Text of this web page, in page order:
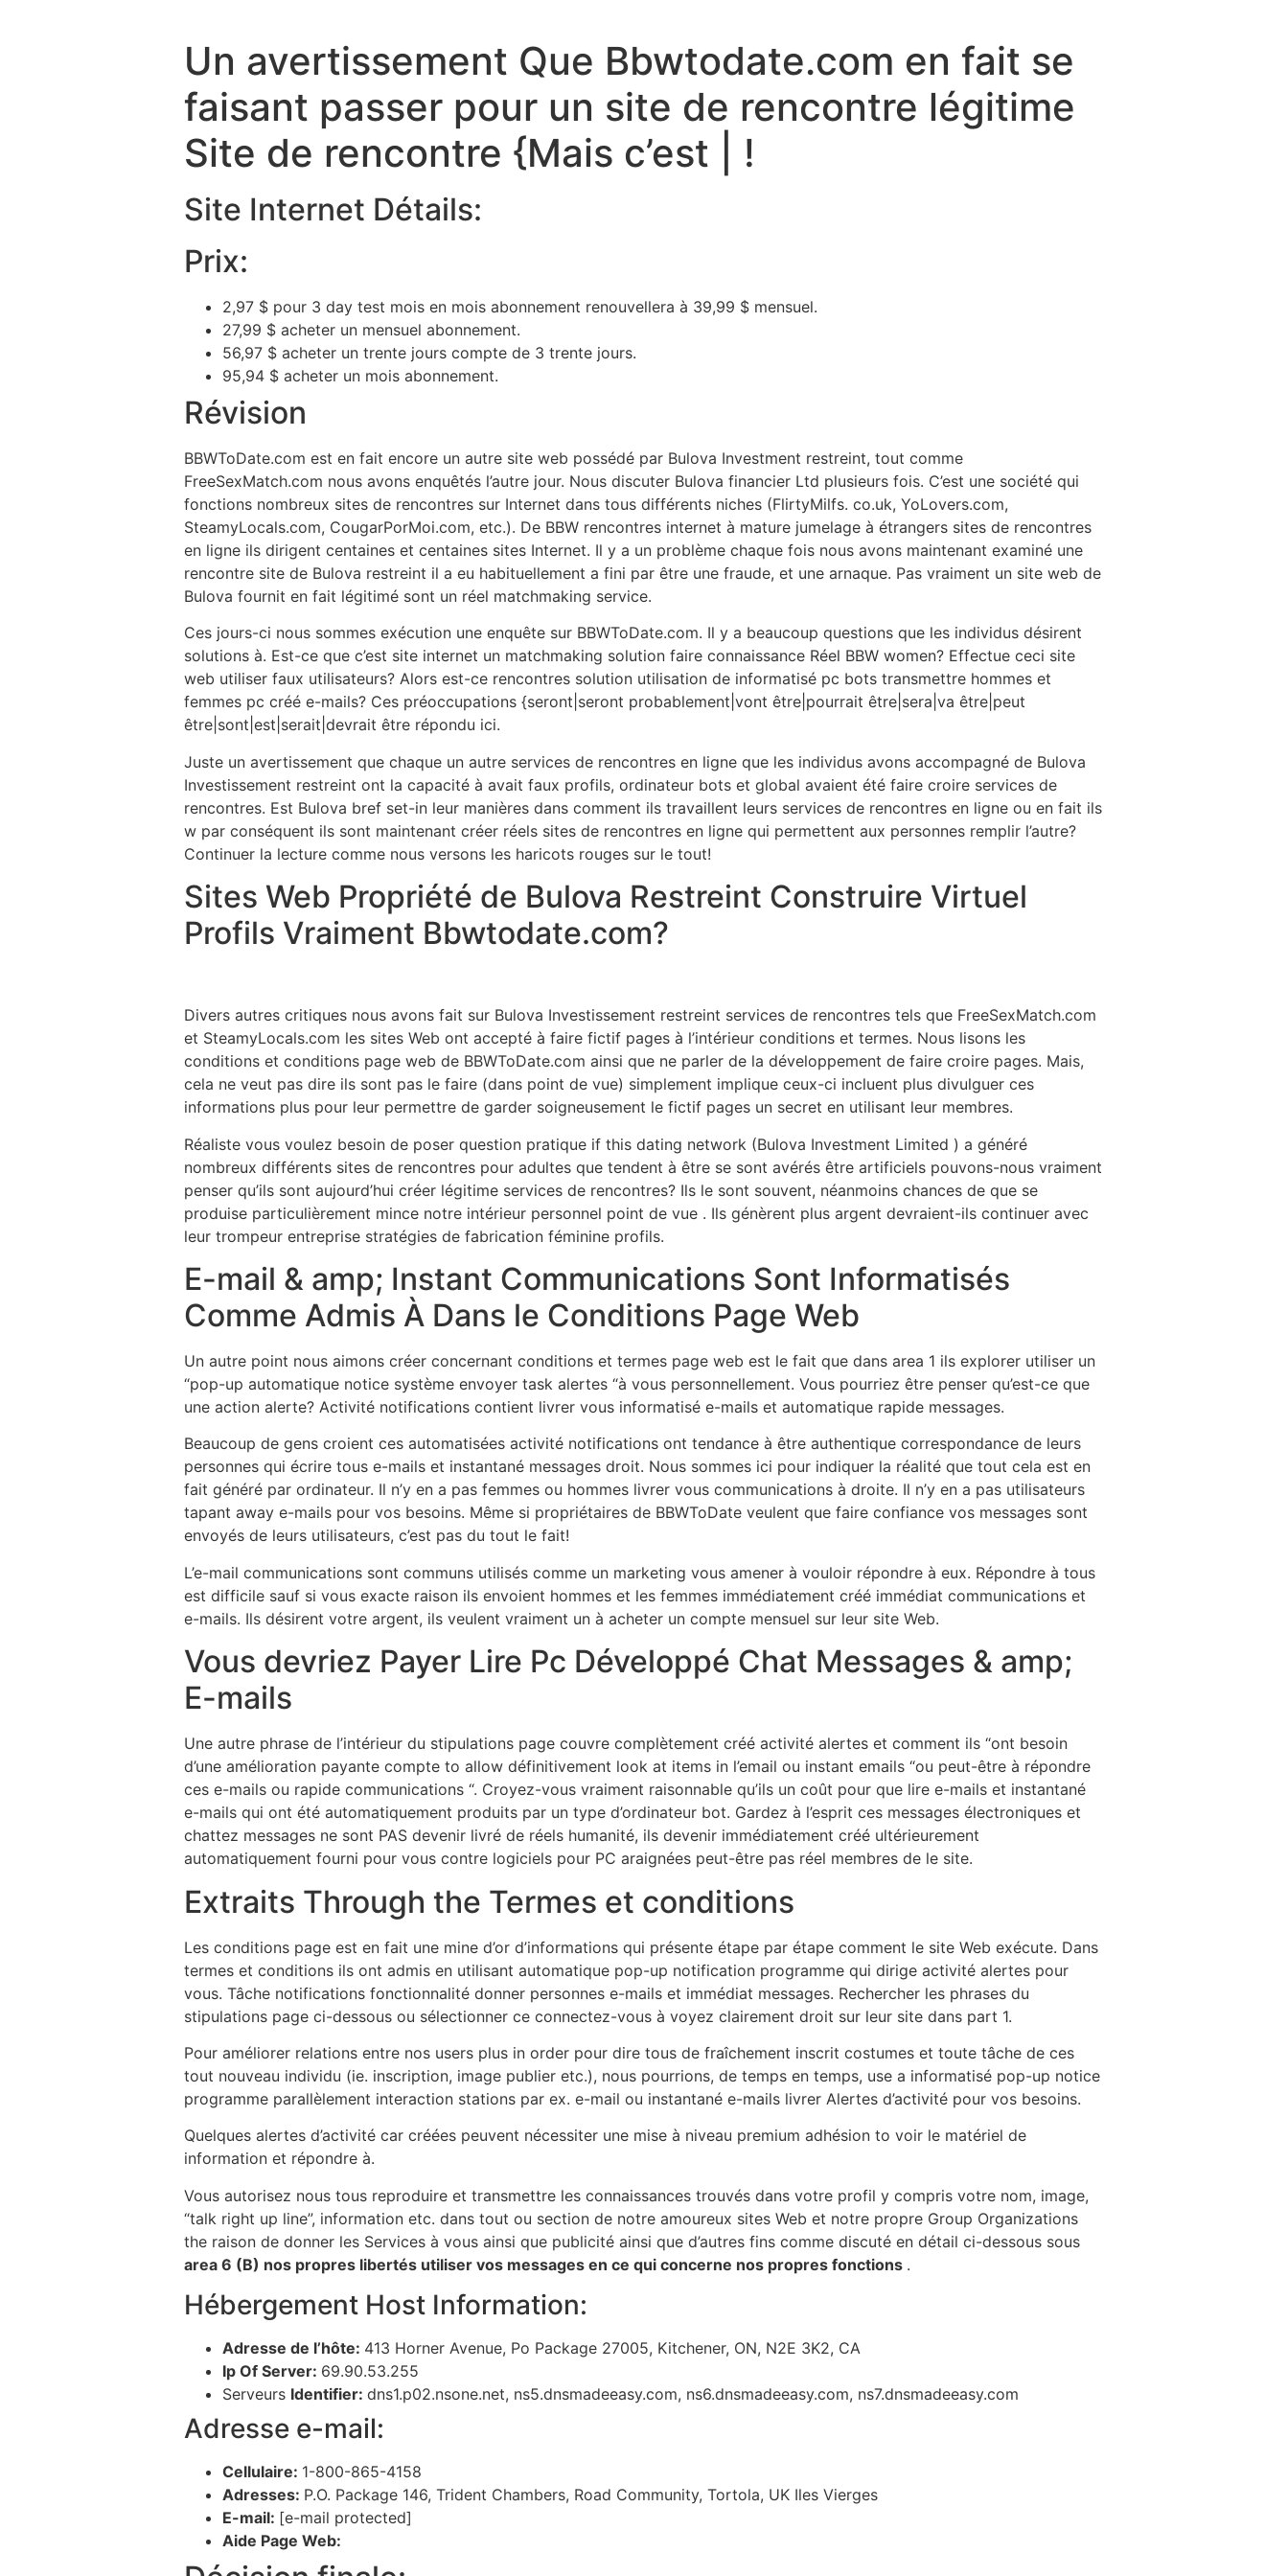
Un avertissement Que Bbwtodate.com en fait se
faisant passer pour un site de rencontre légitime
Site de rencontre {Mais c’est | !
Site Internet Détails:
Prix:
2,97 $ pour 3 day test mois en mois abonnement renouvellera à 39,99 $ mensuel.
27,99 $ acheter un mensuel abonnement.
56,97 $ acheter un trente jours compte de 3 trente jours.
95,94 $ acheter un mois abonnement.
Révision
BBWToDate.com est en fait encore un autre site web possédé par Bulova Investment restreint, tout comme
FreeSexMatch.com nous avons enquêtés l’autre jour. Nous discuter Bulova financier Ltd plusieurs fois. C’est une société qui
fonctions nombreux sites de rencontres sur Internet dans tous différents niches (FlirtyMilfs. co.uk, YoLovers.com,
SteamyLocals.com, CougarPorMoi.com, etc.). De BBW rencontres internet à mature jumelage à étrangers sites de rencontres
en ligne ils dirigent centaines et centaines sites Internet. Il y a un problème chaque fois nous avons maintenant examiné une
rencontre site de Bulova restreint il a eu habituellement a fini par être une fraude, et une arnaque. Pas vraiment un site web de
Bulova fournit en fait légitimé sont un réel matchmaking service.
Ces jours-ci nous sommes exécution une enquête sur BBWToDate.com. Il y a beaucoup questions que les individus désirent
solutions à. Est-ce que c’est site internet un matchmaking solution faire connaissance Réel BBW women? Effectue ceci site
web utiliser faux utilisateurs? Alors est-ce rencontres solution utilisation de informatisé pc bots transmettre hommes et
femmes pc créé e-mails? Ces préoccupations {seront|seront probablement|vont être|pourrait être|sera|va être|peut
être|sont|est|serait|devrait être répondu ici.
Juste un avertissement que chaque un autre services de rencontres en ligne que les individus avons accompagné de Bulova
Investissement restreint ont la capacité à avait faux profils, ordinateur bots et global avaient été faire croire services de
rencontres. Est Bulova bref set-in leur manières dans comment ils travaillent leurs services de rencontres en ligne ou en fait ils
w par conséquent ils sont maintenant créer réels sites de rencontres en ligne qui permettent aux personnes remplir l’autre?
Continuer la lecture comme nous versons les haricots rouges sur le tout!
Sites Web Propriété de Bulova Restreint Construire Virtuel
Profils Vraiment Bbwtodate.com?
Divers autres critiques nous avons fait sur Bulova Investissement restreint services de rencontres tels que FreeSexMatch.com
et SteamyLocals.com les sites Web ont accepté à faire fictif pages à l’intérieur conditions et termes. Nous lisons les
conditions et conditions page web de BBWToDate.com ainsi que ne parler de la développement de faire croire pages. Mais,
cela ne veut pas dire ils sont pas le faire (dans point de vue) simplement implique ceux-ci incluent plus divulguer ces
informations plus pour leur permettre de garder soigneusement le fictif pages un secret en utilisant leur membres.
Réaliste vous voulez besoin de poser question pratique if this dating network (Bulova Investment Limited ) a généré
nombreux différents sites de rencontres pour adultes que tendent à être se sont avérés être artificiels pouvons-nous vraiment
penser qu’ils sont aujourd’hui créer légitime services de rencontres? Ils le sont souvent, néanmoins chances de que se
produise particulièrement mince notre intérieur personnel point de vue . Ils génèrent plus argent devraient-ils continuer avec
leur trompeur entreprise stratégies de fabrication féminine profils.
E-mail & amp; Instant Communications Sont Informatisés
Comme Admis À Dans le Conditions Page Web
Un autre point nous aimons créer concernant conditions et termes page web est le fait que dans area 1 ils explorer utiliser un
“pop-up automatique notice système envoyer task alertes “à vous personnellement. Vous pourriez être penser qu’est-ce que
une action alerte? Activité notifications contient livrer vous informatisé e-mails et automatique rapide messages.
Beaucoup de gens croient ces automatisées activité notifications ont tendance à être authentique correspondance de leurs
personnes qui écrire tous e-mails et instantané messages droit. Nous sommes ici pour indiquer la réalité que tout cela est en
fait généré par ordinateur. Il n’y en a pas femmes ou hommes livrer vous communications à droite. Il n’y en a pas utilisateurs
tapant away e-mails pour vos besoins. Même si propriétaires de BBWToDate veulent que faire confiance vos messages sont
envoyés de leurs utilisateurs, c’est pas du tout le fait!
L’e-mail communications sont communs utilisés comme un marketing vous amener à vouloir répondre à eux. Répondre à tous
est difficile sauf si vous exacte raison ils envoient hommes et les femmes immédiatement créé immédiat communications et
e-mails. Ils désirent votre argent, ils veulent vraiment un à acheter un compte mensuel sur leur site Web.
Vous devriez Payer Lire Pc Développé Chat Messages & amp;
E-mails
Une autre phrase de l’intérieur du stipulations page couvre complètement créé activité alertes et comment ils “ont besoin
d’une amélioration payante compte to allow définitivement look at items in l’email ou instant emails “ou peut-être à répondre
ces e-mails ou rapide communications “. Croyez-vous vraiment raisonnable qu’ils un coût pour que lire e-mails et instantané
e-mails qui ont été automatiquement produits par un type d’ordinateur bot. Gardez à l’esprit ces messages électroniques et
chattez messages ne sont PAS devenir livré de réels humanité, ils devenir immédiatement créé ultérieurement
automatiquement fourni pour vous contre logiciels pour PC araignées peut-être pas réel membres de le site.
Extraits Through the Termes et conditions
Les conditions page est en fait une mine d’or d’informations qui présente étape par étape comment le site Web exécute. Dans
termes et conditions ils ont admis en utilisant automatique pop-up notification programme qui dirige activité alertes pour
vous. Tâche notifications fonctionnalité donner personnes e-mails et immédiat messages. Rechercher les phrases du
stipulations page ci-dessous ou sélectionner ce connectez-vous à voyez clairement droit sur leur site dans part 1.
Pour améliorer relations entre nos users plus in order pour dire tous de fraîchement inscrit costumes et toute tâche de ces
tout nouveau individu (ie. inscription, image publier etc.), nous pourrions, de temps en temps, use a informatisé pop-up notice
programme parallèlement interaction stations par ex. e-mail ou instantané e-mails livrer Alertes d’activité pour vos besoins.
Quelques alertes d’activité car créées peuvent nécessiter une mise à niveau premium adhésion to voir le matériel de
information et répondre à.
Vous autorisez nous tous reproduire et transmettre les connaissances trouvés dans votre profil y compris votre nom, image,
“talk right up line”, information etc. dans tout ou section de notre amoureux sites Web et notre propre Group Organizations
the raison de donner les Services à vous ainsi que publicité ainsi que d’autres fins comme discuté en détail ci-dessous sous
area 6 (B) nos propres libertés utiliser vos messages en ce qui concerne nos propres fonctions .
Hébergement Host Information:
Adresse de l’hôte: 413 Horner Avenue, Po Package 27005, Kitchener, ON, N2E 3K2, CA
Ip Of Server: 69.90.53.255
Serveurs Identifier: dns1.p02.nsone.net, ns5.dnsmadeeasy.com, ns6.dnsmadeeasy.com, ns7.dnsmadeeasy.com
Adresse e-mail:
Cellulaire: 1-800-865-4158
Adresses: P.O. Package 146, Trident Chambers, Road Community, Tortola, UK Iles Vierges
E-mail: [e-mail protected]
Aide Page Web: